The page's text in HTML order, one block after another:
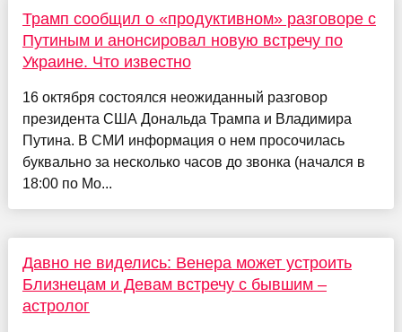
Трамп сообщил о «продуктивном» разговоре с
Путиным и анонсировал новую встречу по
Украине. Что известно
16 октября состоялся неожиданный разговор
президента США Дональда Трампа и Владимира
Путина. В СМИ информация о нем просочилась
буквально за несколько часов до звонка (начался в
18:00 по Мо...
Давно не виделись: Венера может устроить
Близнецам и Девам встречу с бывшим –
астролог